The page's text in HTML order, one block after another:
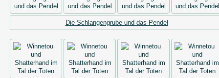
Die Schlangengrube und das Pendel